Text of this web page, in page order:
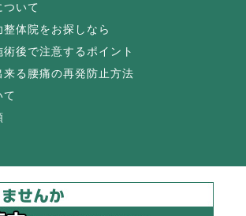
ついて
体院をお探しなら
後で注意するポイント
来る腰痛の再発防止方法
て